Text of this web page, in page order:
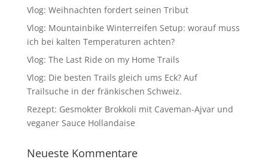
Vlog: Weihnachten fordert seinen Tribut
Vlog: Mountainbike Winterreifen Setup: worauf muss
ich bei kalten Temperaturen achten?
Vlog: The Last Ride on my Home Trails
Vlog: Die besten Trails gleich ums Eck? Auf
Trailsuche in der fränkischen Schweiz.
Rezept: Gesmokter Brokkoli mit Caveman-Ajvar und
veganer Sauce Hollandaise
Neueste Kommentare